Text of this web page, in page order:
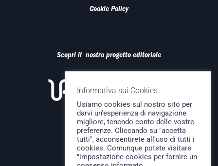
Cookie Policy
Scopri il nostro progetto editoriale
Informativa sui Cookies
Usiamo cookies sul nostro sito per
darvi un'esperienza di navigazione
migliore, tenendo conto delle vostre
preferenze. Cliccando su "accetta
tutti", acconsentirete all'uso di tutti i
cookies. Comunque potete visitare
"impostazione cookies per fornire un